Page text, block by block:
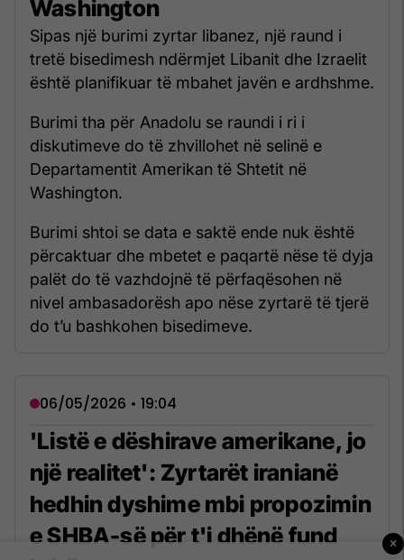
Washington
Sipas një burimi zyrtar libanez, një raund i
tretë bisedimesh ndërmjet Libanit dhe Izraelit
është planifikuar të mbahet javën e ardhshme.
Burimi tha për Anadolu se raundi i ri i
diskutimeve do të zhvillohet në selinë e
Departamentit Amerikan të Shtetit në
Washington.
Burimi shtoi se data e saktë ende nuk është
përcaktuar dhe mbetet e paqartë nëse të dyja
palët do të vazhdojnë të përfaqësohen në
nivel ambasadorësh apo nëse zyrtarë të tjerë
do t’u bashkohen bisedimeve.
06/05/2026 • 19:04
'Listë e dëshirave amerikane, jo
një realitet': Zyrtarët iranianë
hedhin dyshime mbi propozimin
e SHBA-së për t'i dhënë fund
×